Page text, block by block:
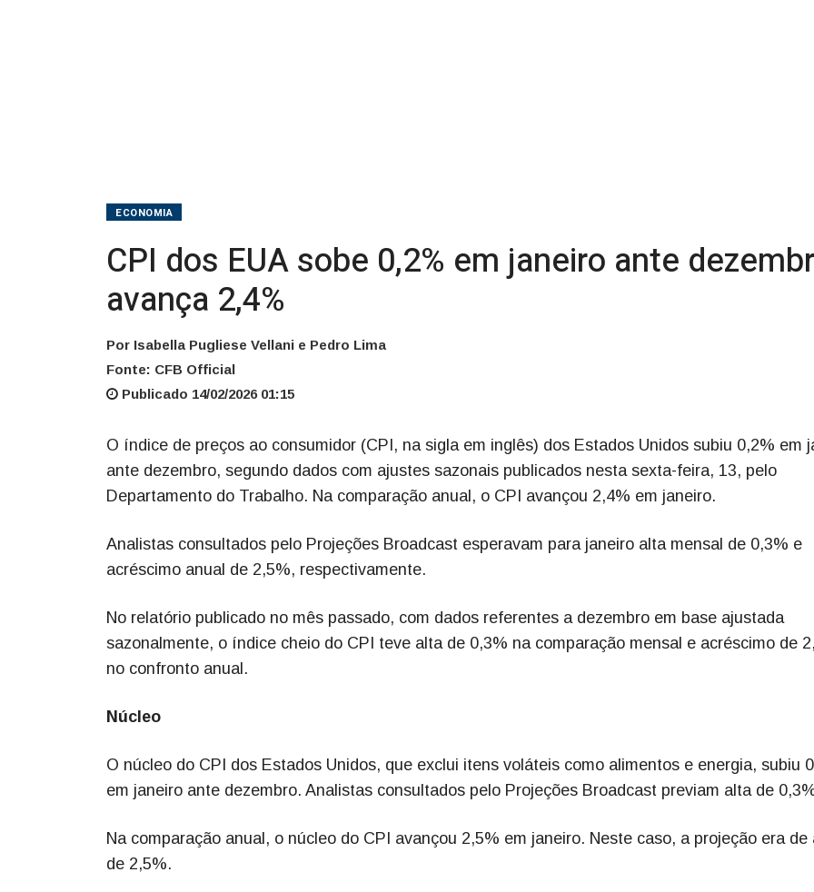
ECONOMIA
CPI dos EUA sobe 0,2% em janeiro ante
avança 2,4%
Por Isabella Pugliese Vellani e Pedro Lima
Fonte: CFB Official
Publicado 14/02/2026 01:15
O índice de preços ao consumidor (CPI, na sigla em inglês) dos Estados Unidos subiu 0,2% em
ante dezembro, segundo dados com ajustes sazonais publicados nesta sexta-feira, 13, pelo
Departamento do Trabalho. Na comparação anual, o CPI avançou 2,4% em janeiro.
Analistas consultados pelo Projeções Broadcast esperavam para janeiro alta mensal de 0,3% e
acréscimo anual de 2,5%, respectivamente.
No relatório publicado no mês passado, com dados referentes a dezembro em base ajustada
sazonalmente, o índice cheio do CPI teve alta de 0,3% na comparação mensal e acréscimo de
no confronto anual.
Núcleo
O núcleo do CPI dos Estados Unidos, que exclui itens voláteis como alimentos e energia, subiu
em janeiro ante dezembro. Analistas consultados pelo Projeções Broadcast previam alta de
Na comparação anual, o núcleo do CPI avançou 2,5% em janeiro. Neste caso, a projeção era de
de 2,5%.